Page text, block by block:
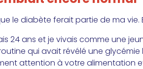
le diabète ferait partie de ma vie.
24 ans et je vivais comme une
qui avait révélé une
attention à votre alimentation